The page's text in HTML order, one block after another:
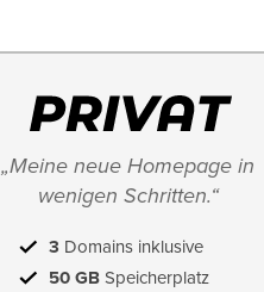
„Meine neue Homepage in
wenigen Schritten.“
3 Domains inklusive
50 GB Speicherplatz